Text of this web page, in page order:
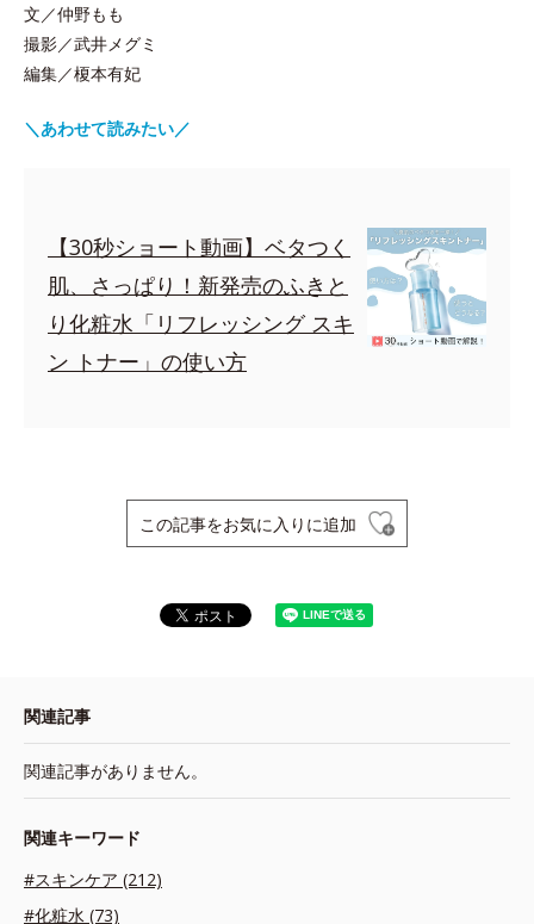
文／仲野もも
撮影／武井メグミ
編集／榎本有妃
＼あわせて読みたい／
【30秒ショート動画】ベタつく
肌、さっぱり！新発売のふきと
り化粧水「リフレッシング スキ
ン トナー」の使い方
この記事をお気に入りに追加
関連記事
関連記事がありません。
関連キーワード
#スキンケア (212)
#化粧水 (73)